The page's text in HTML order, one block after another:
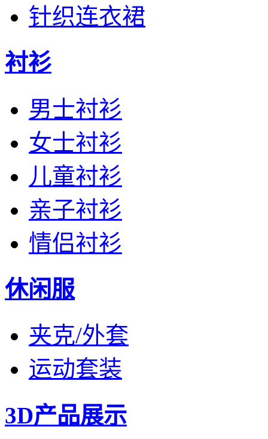
针织连衣裙
衬衫
男士衬衫
女士衬衫
儿童衬衫
亲子衬衫
情侣衬衫
休闲服
夹克/外套
运动套装
3D产品展示